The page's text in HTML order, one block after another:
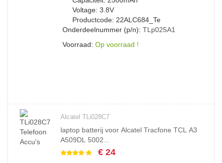
Voltage: 3.8V
Productcode: 22ALC684_Te
Onderdeelnummer (p/n): TLp025A1
Voorraad: Op voorraad !
Alcatel TLi028C7
laptop batterij voor Alcatel Tracfone TCL A3
A509DL 5002...
€ 24